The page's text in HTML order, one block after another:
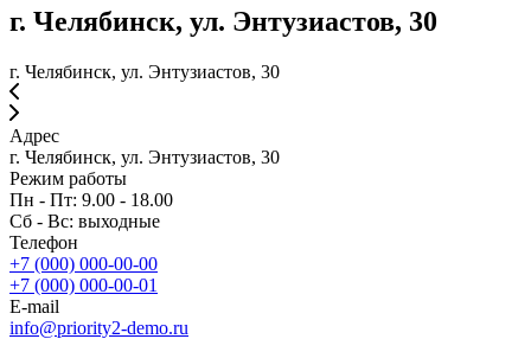
г. Челябинск, ул. Энтузиастов, 30
г. Челябинск, ул. Энтузиастов, 30
Адрес
г. Челябинск, ул. Энтузиастов, 30
Режим работы
Пн - Пт: 9.00 - 18.00
Сб - Вс: выходные
Телефон
+7 (000) 000-00-00
+7 (000) 000-00-01
E-mail
info@priority2-demo.ru